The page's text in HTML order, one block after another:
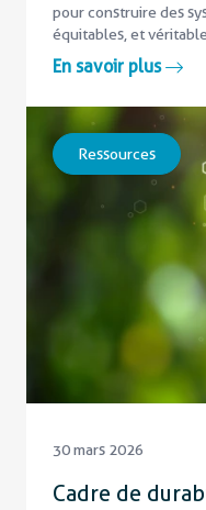
pour construire des
équitables, et
En savoir plus
Ressources
30 mars 2026
Cadre de